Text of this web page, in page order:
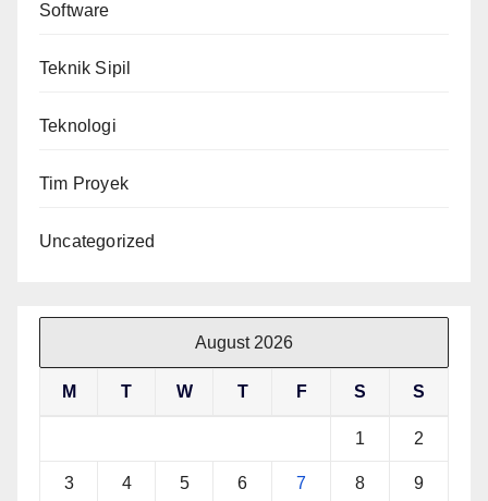
Software
Teknik Sipil
Teknologi
Tim Proyek
Uncategorized
August 2026
M T W T F S S
1 2
3 4 5 6 7 8 9